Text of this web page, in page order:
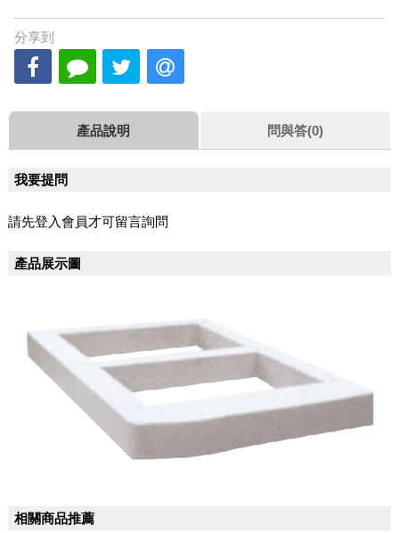
分享到
產品說明 問與答(0)
我要提問
請先登入會員才可留言詢問
產品展示圖
相關商品推薦